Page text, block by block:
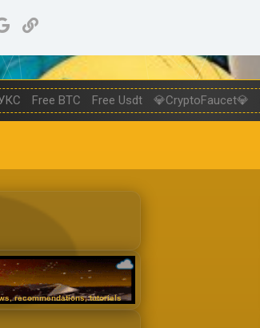
почта
Google
Free BTC Free Usdt 💎CryptoFaucet💎